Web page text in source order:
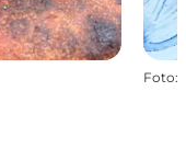
Foto: